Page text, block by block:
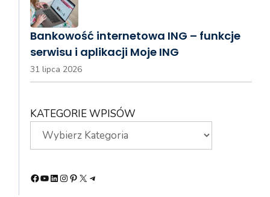
Bankowość internetowa ING – funkcje
serwisu i aplikacji Moje ING
31 lipca 2026
KATEGORIE WPISÓW
Facebook
YouTube
LinkedIn
Instagram
Pinterest
X Telegram